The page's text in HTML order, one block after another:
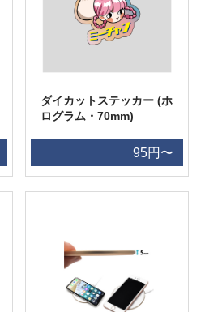
ダイカットステッカー (ホ
ログラム・70mm)
95円〜